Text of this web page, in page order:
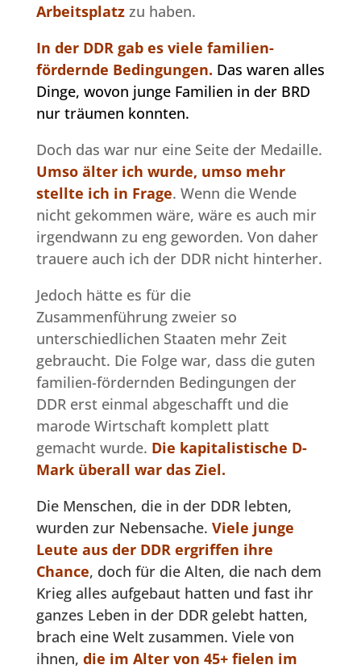
Arbeitsplatz zu haben.
In der DDR gab es viele familien-
fördernde Bedingungen. Das waren alles
Dinge, wovon junge Familien in der BRD
nur träumen konnten.
Doch das war nur eine Seite der Medaille.
Umso älter ich wurde, umso mehr
stellte ich in Frage. Wenn die Wende
nicht gekommen wäre, wäre es auch mir
irgendwann zu eng geworden. Von daher
trauere auch ich der DDR nicht hinterher.
Jedoch hätte es für die
Zusammenführung zweier so
unterschiedlichen Staaten mehr Zeit
gebraucht. Die Folge war, dass die guten
familien-fördernden Bedingungen der
DDR erst einmal abgeschafft und die
marode Wirtschaft komplett platt
gemacht wurde. Die kapitalistische D-
Mark überall war das Ziel.
Die Menschen, die in der DDR lebten,
wurden zur Nebensache. Viele junge
Leute aus der DDR ergriffen ihre
Chance, doch für die Alten, die nach dem
Krieg alles aufgebaut hatten und fast ihr
ganzes Leben in der DDR gelebt hatten,
brach eine Welt zusammen. Viele von
ihnen, die im Alter von 45+ fielen im